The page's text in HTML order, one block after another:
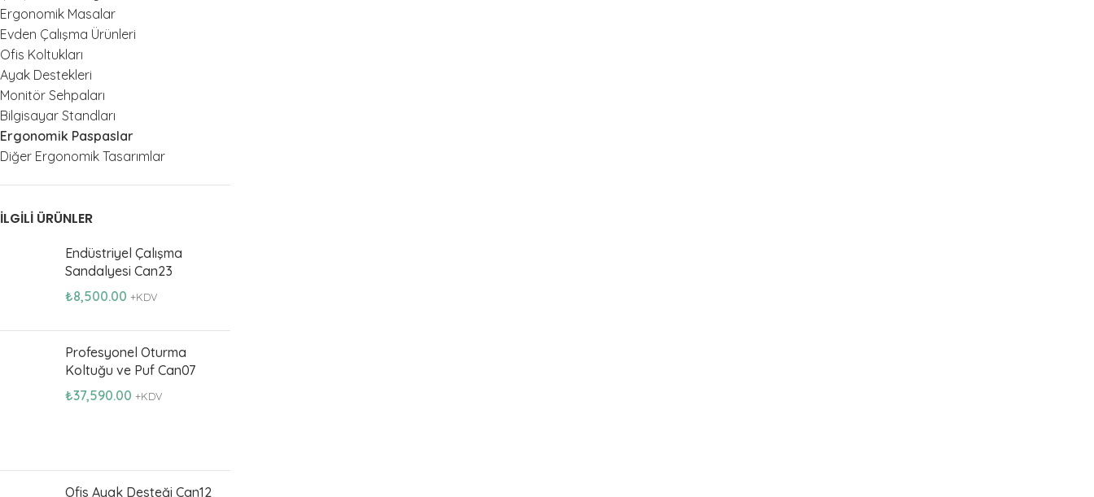
Ergonomik Masalar
Evden Çalışma Ürünleri
Ofis Koltukları
Ayak Destekleri
Monitör Sehpaları
Bilgisayar Standları
Ergonomik Paspaslar
Diğer Ergonomik Tasarımlar
İLGILI ÜRÜNLER
Endüstriyel Çalışma
Sandalyesi Can23
₺8,500.00 +KDV
Profesyonel Oturma
Koltuğu ve Puf Can07
₺37,590.00 +KDV
Ofis Ayak Desteği Can12